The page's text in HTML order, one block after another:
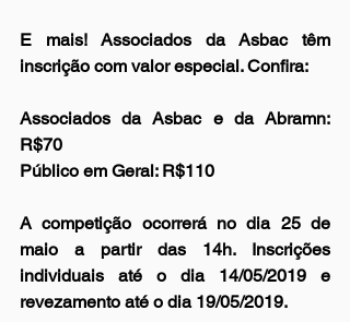
E mais! Associados da Asbac têm
inscrição com valor especial. Confira:
Associados da Asbac e da Abramn:
R$70
Público em Geral: R$110
A competição ocorrerá no dia 25 de
maio a partir das 14h. Inscrições
individuais até o dia 14/05/2019 e
revezamento até o dia 19/05/2019.